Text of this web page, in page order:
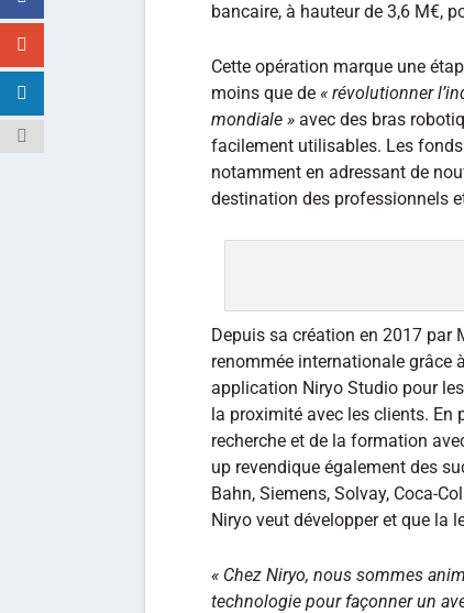
bancaire, à hauteur de 3,6 M€,
Cette opération marque une
moins que de « révolutionner
mondiale » avec des bras
facilement utilisables. Les
notamment en adressant de
destination des professionnels
Depuis sa création en 2017 par
renommée internationale grâce
application Niryo Studio pour
la proximité avec les clients. En
recherche et de la formation
up revendique également des
Bahn, Siemens, Solvay, Coca-
Niryo veut développer et que la
« Chez Niryo, nous sommes
technologie pour façonner un